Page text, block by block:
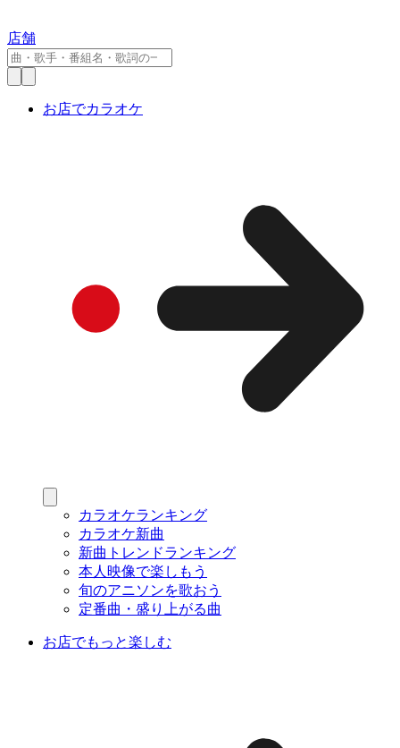
店舗
お店でカラオケ
カラオケランキング
カラオケ新曲
新曲トレンドランキング
本人映像で楽しもう
旬のアニソンを歌おう
定番曲・盛り上がる曲
お店でもっと楽しむ